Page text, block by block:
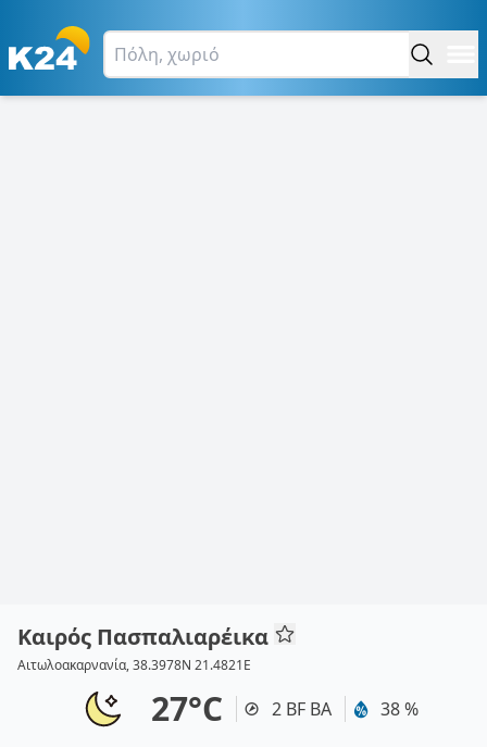
Καιρός Πασπαλιαρέικα
Αιτωλοακαρνανία, 38.3978N 21.4821E
27°C 2 BF ΒΑ 38 %